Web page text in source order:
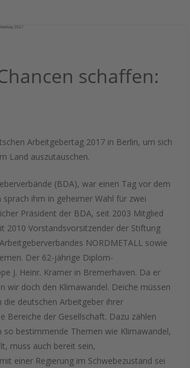
schaffen:
Arbeitgebertag 2017 in Berlin, um sich
Land auszutauschen.
(BDA), war einen Tag vor dem
ihm in geheimer Wahl für zwei
Präsident der BDA, seit 2003 Mitglied
2010 Vorstandsvorsitzender der Stiftung
NORDMETALL sowie
Der 62-jährige Diplom-
J. Heinr. Kramer in Bremerhaven. Da er
wir doch den Klimawandel. Deiche müssen
die deutschen Arbeitgeber ihrer
der Gesellschaft. Dazu zählen
bestimmende Themen wie Klimawandel,
muss auch bereit sein,
einer Regierung im Schwebezustand sei